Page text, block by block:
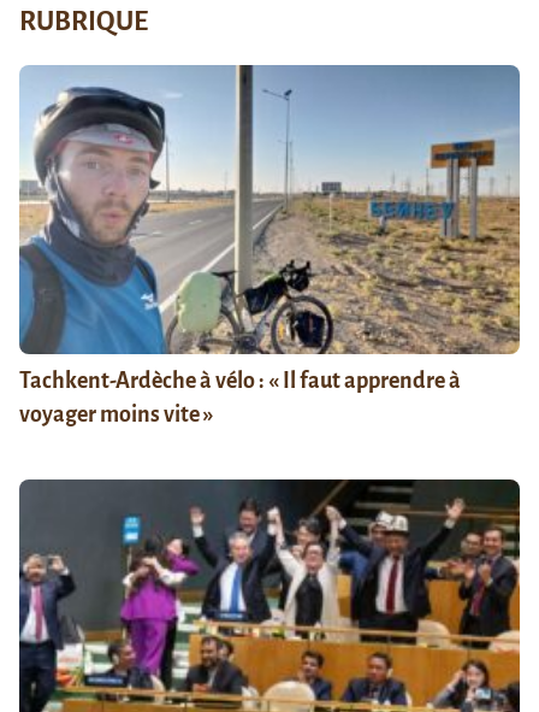
RUBRIQUE
Tachkent-Ardèche à vélo : « Il faut apprendre à
voyager moins vite »